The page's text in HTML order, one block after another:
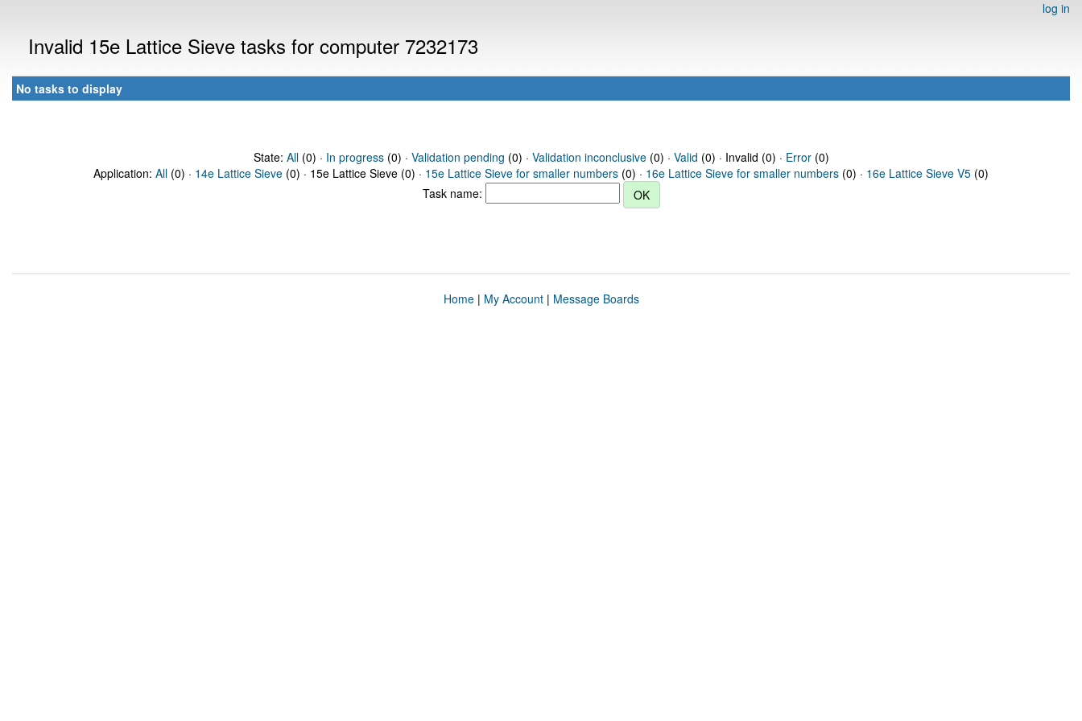
log in
Invalid 15e Lattice Sieve tasks for computer 7232173
No tasks to display
State: All(0) · In progress(0) · Validation pending (0) · Validation inconclusive(0) · Valid (0) · Invalid (0) · Error(0)
Application: All (0) · 14e Lattice Sieve (0) · 15e Lattice Sieve (0) · 15e Lattice Sieve for smaller numbers (0) · 16e Lattice Sieve for smaller numbers (0) · 16e Lattice Sieve V5 (0)
Task name:
Home| My Account| Message Boards